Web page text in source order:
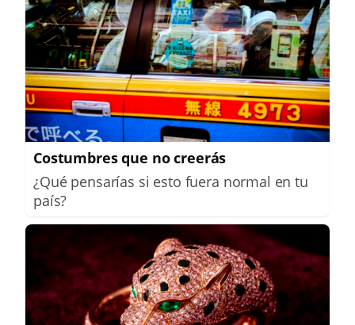
Costumbres que no creerás
¿Qué pensarías si esto fuera normal en tu
país?